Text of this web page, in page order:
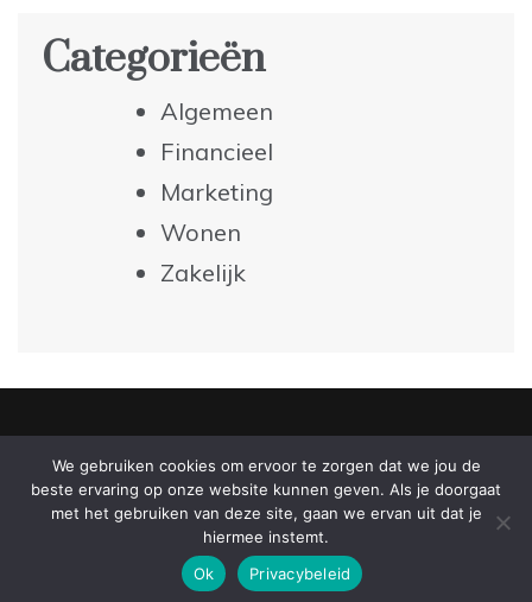
Categorieën
Algemeen
Financieel
Marketing
Wonen
Zakelijk
Copyright All Rights Reserved
Proudly powered by WordPress|Theme: Master by
WPEntire.
We gebruiken cookies om ervoor te zorgen dat we jou de
beste ervaring op onze website kunnen geven. Als je doorgaat
met het gebruiken van deze site, gaan we ervan uit dat je
hiermee instemt.
Ok
Privacybeleid